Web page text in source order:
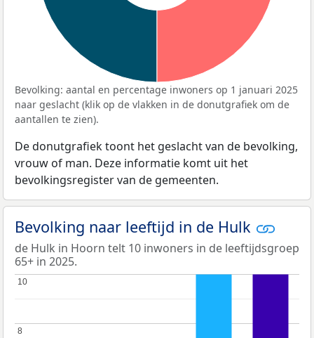
Bevolking: aantal en percentage inwoners op 1 januari 2025
naar geslacht (klik op de vlakken in de donutgrafiek om de
aantallen te zien).
De donutgrafiek toont het geslacht van de bevolking,
vrouw of man. Deze informatie komt uit het
bevolkingsregister van de gemeenten.
Bevolking naar leeftijd in de Hulk
de Hulk in Hoorn telt 10 inwoners in de leeftijdsgroep
65+ in 2025.
8
8
10
10